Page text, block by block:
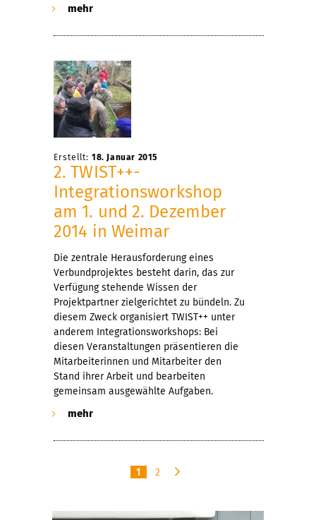
mehr
Erstellt: 18. Januar 2015
2. TWIST++-
Integrationsworkshop
am 1. und 2. Dezember
2014 in Weimar
Die zentrale Herausforderung eines
Verbundprojektes besteht darin, das zur
Verfügung stehende Wissen der
Projektpartner zielgerichtet zu bündeln. Zu
diesem Zweck organisiert TWIST++ unter
anderem Integrationsworkshops: Bei
diesen Veranstaltungen präsentieren die
Mitarbeiterinnen und Mitarbeiter den
Stand ihrer Arbeit und bearbeiten
gemeinsam ausgewählte Aufgaben.
mehr
1
2
c